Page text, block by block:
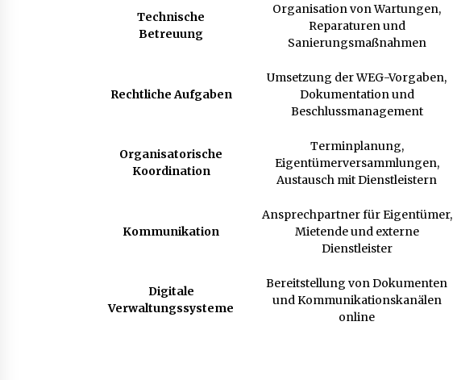
Technische
Betreuung
Organisation von Wartungen,
Reparaturen und
Sanierungsmaßnahmen
Rechtliche Aufgaben
Umsetzung der WEG-Vorgaben,
Dokumentation und
Beschlussmanagement
Organisatorische
Koordination
Terminplanung,
Eigentümerversammlungen,
Austausch mit Dienstleistern
Kommunikation
Ansprechpartner für Eigentümer,
Mietende und externe
Dienstleister
Digitale
Verwaltungssysteme
Bereitstellung von Dokumenten
und Kommunikationskanälen
online